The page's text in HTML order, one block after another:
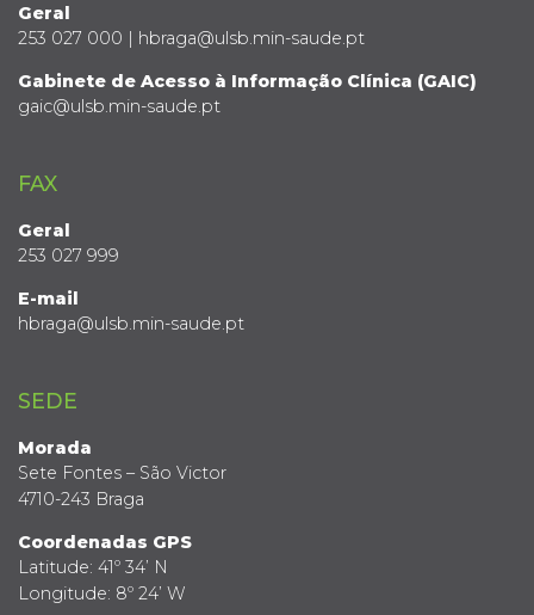
Geral
253 027 000 | hbraga@ulsb.min-saude.pt
Gabinete de Acesso à Informação Clínica (GAIC)
gaic@ulsb.min-saude.pt
FAX
Geral
253 027 999
E-mail
hbraga@ulsb.min-saude.pt
SEDE
Morada
Sete Fontes – São Victor
4710-243 Braga
Coordenadas GPS
Latitude: 41º 34’ N
Longitude: 8º 24’ W